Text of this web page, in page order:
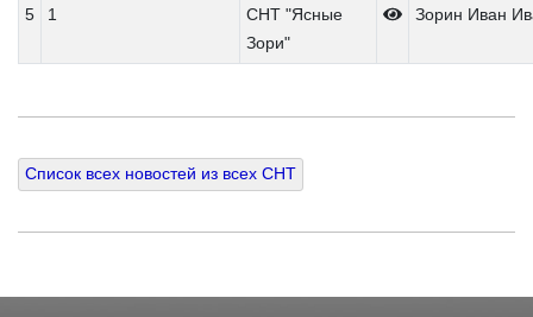
5 1
СНТ "Ясные
Зори"
Зорин Иван
Список всех новостей из всех СНТ